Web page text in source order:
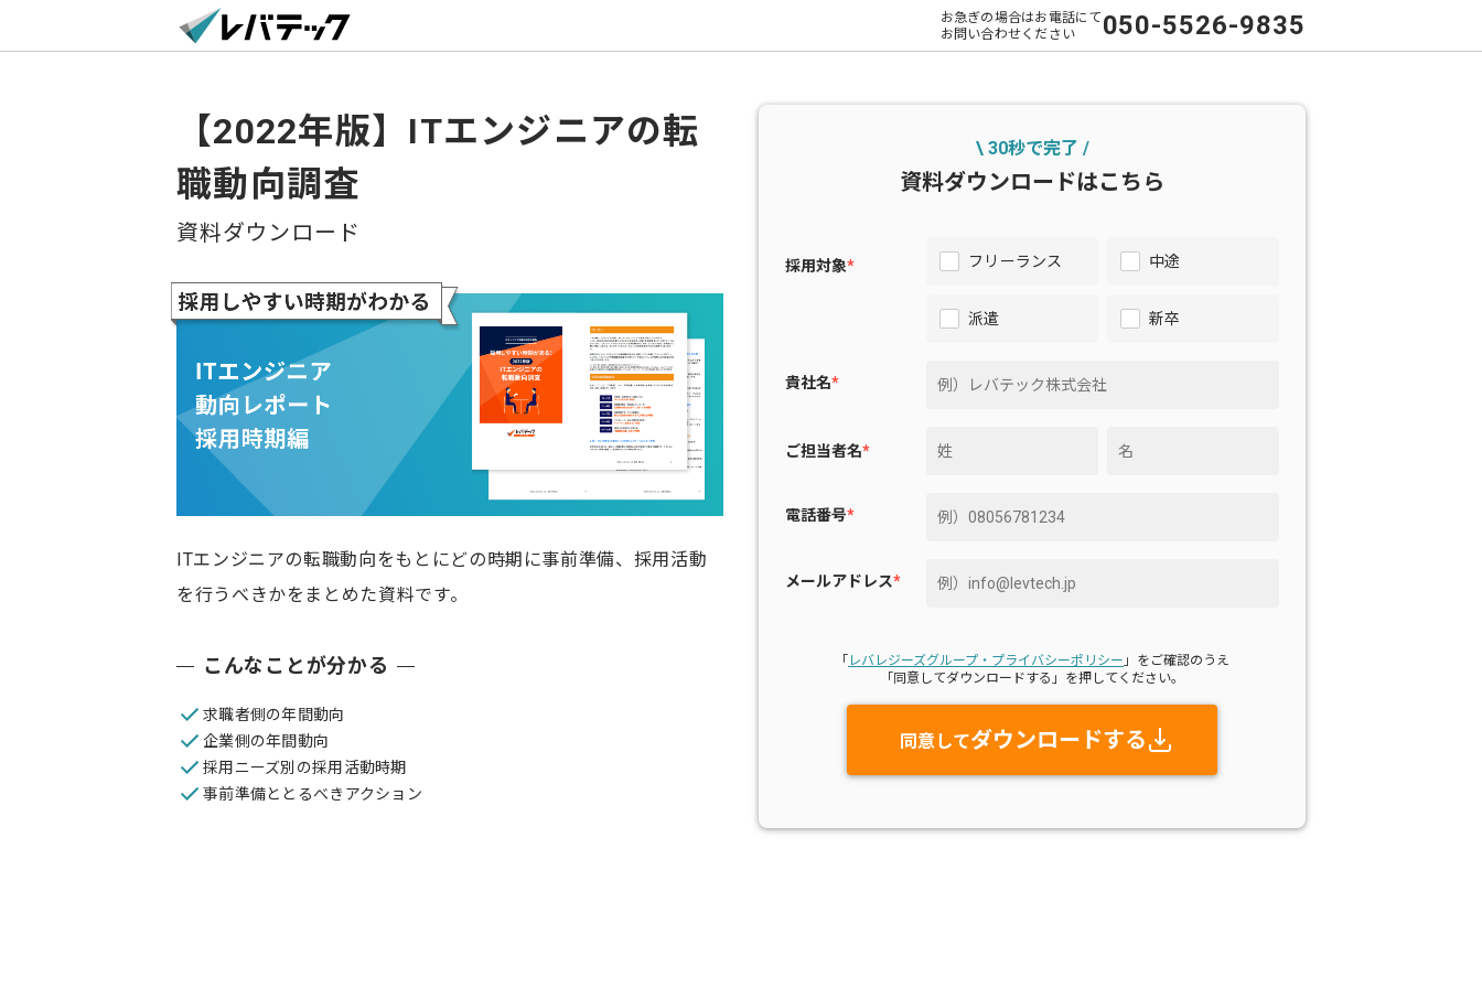
お急ぎの場合はお電話にて
お問い合わせください
050-5526-9835
【2022年版】ITエンジニアの転
職動向調査
資料ダウンロード
ITエンジニアの転職動向をもとにどの時期に事前準備、採用活動
を行うべきかをまとめた資料です。
こんなことが分かる
求職者側の年間動向
企業側の年間動向
採用ニーズ別の採用活動時期
事前準備ととるべきアクション
\ 30秒で完了 /
資料ダウンロードはこちら
採用対象* フリーランス 中途
派遣 新卒
貴社名*
ご担当者名*
電話番号*
メールアドレス*
「 レバレジーズグループ・プライバシーポリシー 」をご確認のうえ
「同意してダウンロードする」を押してください。
同意してダウンロードする